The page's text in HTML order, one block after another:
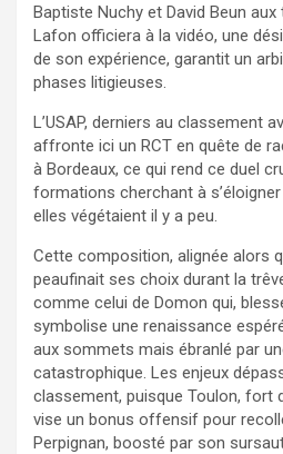
Baptiste Nuchy et David Beun
Lafon officiera à la vidéo, une
de son expérience, garantit un
phases litigieuses.
L’USAP, derniers au classement
affronte ici un RCT en quête de
à Bordeaux, ce qui rend ce duel
formations cherchant à
elles végétaient il y a peu.
Cette composition, alignée alors
peaufinait ses choix durant la
comme celui de Domon qui,
symbolise une renaissance
aux sommets mais ébranlé par
catastrophique. Les enjeux
classement, puisque Toulon, fort
vise un bonus offensif pour
Perpignan, boosté par son